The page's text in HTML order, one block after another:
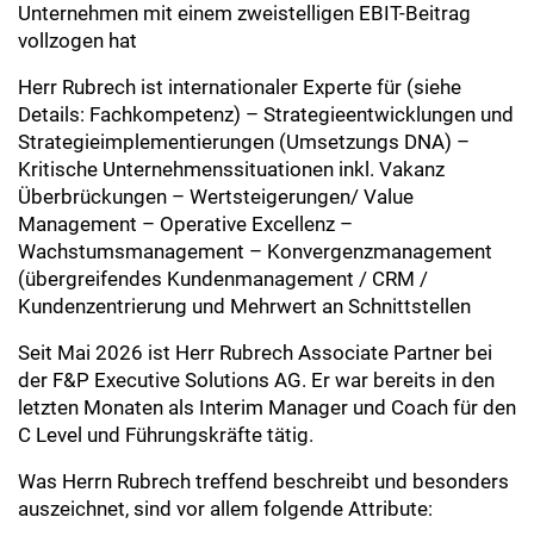
Unternehmen mit einem zweistelligen EBIT-Beitrag
vollzogen hat
Herr Rubrech ist internationaler Experte für (siehe
Details: Fachkompetenz) – Strategieentwicklungen und
Strategieimplementierungen (Umsetzungs DNA) –
Kritische Unternehmenssituationen inkl. Vakanz
Überbrückungen – Wertsteigerungen/ Value
Management – Operative Excellenz –
Wachstumsmanagement – Konvergenzmanagement
(übergreifendes Kundenmanagement / CRM /
Kundenzentrierung und Mehrwert an Schnittstellen
Seit Mai 2026 ist Herr Rubrech Associate Partner bei
der F&P Executive Solutions AG. Er war bereits in den
letzten Monaten als Interim Manager und Coach für den
C Level und Führungskräfte tätig.
Was Herrn Rubrech treffend beschreibt und besonders
auszeichnet, sind vor allem folgende Attribute: